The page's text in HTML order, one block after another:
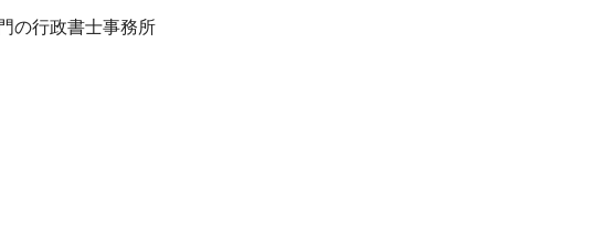
の行政書士事務所